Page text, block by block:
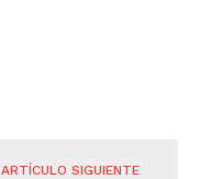
ARTÍCULO SIGUIENTE